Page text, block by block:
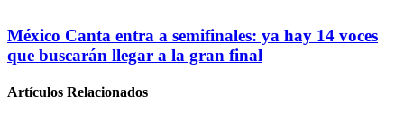
México Canta entra a semifinales: ya hay 14 voces
que buscarán llegar a la gran final
Artículos Relacionados